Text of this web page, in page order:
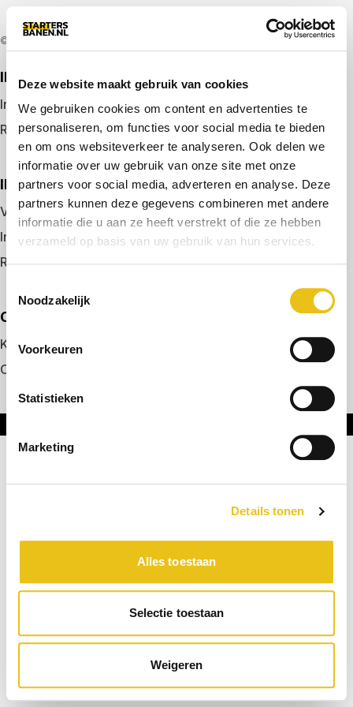
Deze website maakt gebruik van cookies
We gebruiken cookies om content en advertenties te
personaliseren, om functies voor social media te bieden
en om ons websiteverkeer te analyseren. Ook delen we
informatie over uw gebruik van onze site met onze
partners voor social media, adverteren en analyse. Deze
partners kunnen deze gegevens combineren met andere
informatie die u aan ze heeft verstrekt of die ze hebben
verzameld op basis van uw gebruik van hun services.
Noodzakelijk
Voorkeuren
Statistieken
Marketing
Details tonen
Alles toestaan
Selectie toestaan
Weigeren
© 2026 door startersbanen.nl
IK ZOEK EEN BAAN
Inloggen
Registreren
IK BEN WERKGEVER
Vacature plaatsen
Inloggen
Registreren
OVER ONS
Kennismaken met MELON
Contact